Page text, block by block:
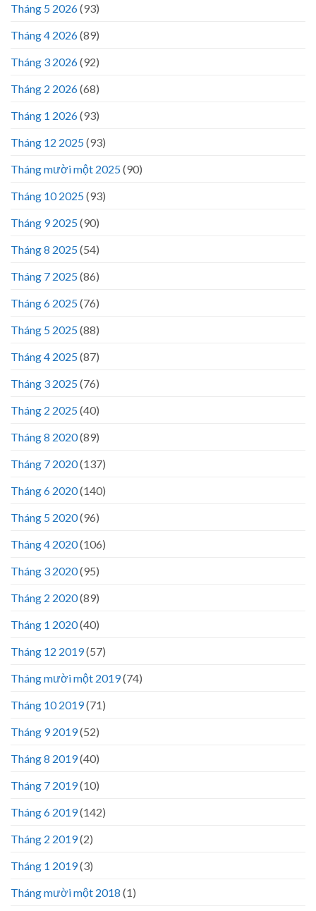
Tháng 5 2026(93)
Tháng 4 2026(89)
Tháng 3 2026(92)
Tháng 2 2026(68)
Tháng 1 2026(93)
Tháng 12 2025(93)
Tháng mười một 2025(90)
Tháng 10 2025(93)
Tháng 9 2025(90)
Tháng 8 2025(54)
Tháng 7 2025(86)
Tháng 6 2025(76)
Tháng 5 2025(88)
Tháng 4 2025(87)
Tháng 3 2025(76)
Tháng 2 2025(40)
Tháng 8 2020(89)
Tháng 7 2020(137)
Tháng 6 2020(140)
Tháng 5 2020(96)
Tháng 4 2020(106)
Tháng 3 2020(95)
Tháng 2 2020(89)
Tháng 1 2020(40)
Tháng 12 2019(57)
Tháng mười một 2019(74)
Tháng 10 2019(71)
Tháng 9 2019(52)
Tháng 8 2019(40)
Tháng 7 2019(10)
Tháng 6 2019(142)
Tháng 2 2019(2)
Tháng 1 2019(3)
Tháng mười một 2018 (1)